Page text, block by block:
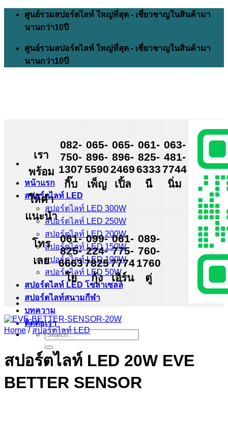
Skip
content
ศูนย์รวมสปอร์ตไลท์ ใหญ่ที่สุด - เชี่ยวชาญในสินค้ามา
นานกว่า10ปี
ศูนย์รวมสปอร์ตไลท์ ใหญ่ที่สุด - เชี่ยวชาญในสินค้ามา
นานกว่า10ปี
หน้าแรก
สปอร์ตไลท์ LED
สปอร์ตไลท์ LED 300W
สปอร์ตไลท์ LED 250W
สปอร์ตไลท์ LED 200W
สปอร์ตไลท์ LED 150W
สปอร์ตไลท์ LED 100W
สปอร์ตไลท์ LED 50W
สปอร์ตไลท์ LED โซล่าเซลล์
สปอร์ตไลท์สนามกีฬา
บทความ
ติดต่อเรา
Search
for:
เรา
พร้อม
ให้คำ
แนะนำ
โทร
เลย
082-
750-
1307
กิ๊บ
065-
896-
5590
เพ็ญ
065-
896-
2469
เปิ้ล
061-
825-
6333
นี
063-
481-
7744
นิ่ม
061-
825-
6663
โย
099-
224-
7825
กุ้ง
061-
775-
7774
เอิร์น
089-
760-
1760
ตู่
Home / สปอร์ตไลท์ LED
สปอร์ตไลท์ LED 20W EVE
BETTER SENSOR